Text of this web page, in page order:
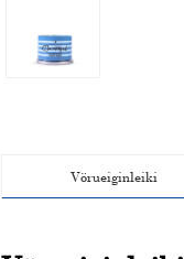
Vörueiginleiki